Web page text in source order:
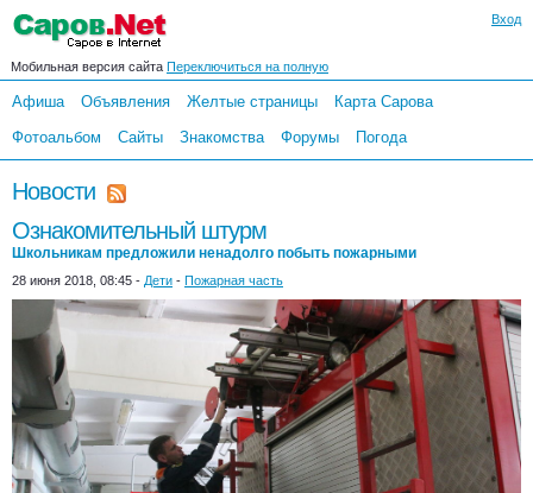
Вход
Мобильная версия сайта Переключиться на полную
Афиша Объявления Желтые страницы
Карта Сарова
Фотоальбом
Сайты Знакомства Форумы Погода
Новости
Ознакомительный штурм
Школьникам предложили ненадолго побыть пожарными
28 июня 2018, 08:45 - Дети - Пожарная часть